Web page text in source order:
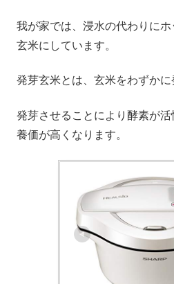
我が家では、浸水の代わりに
玄米にしています。
発芽玄米とは、玄米をわずかに
発芽させることにより酵素が
養価が高くなります。